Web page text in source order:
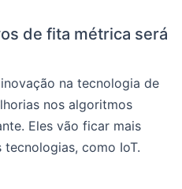
de fita métrica será
na tecnologia de
nos algoritmos
Eles vão ficar mais
como IoT.